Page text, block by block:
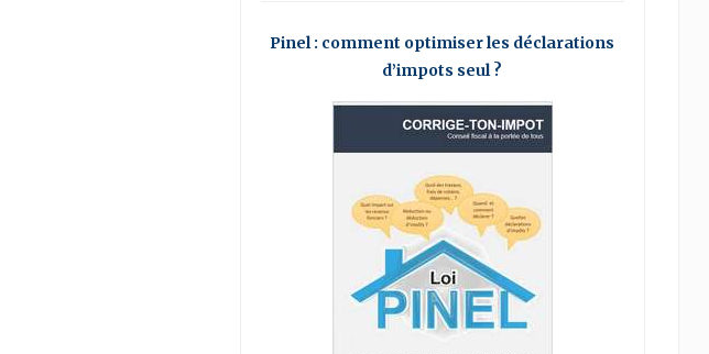
Pinel : comment optimiser les déclarations
d’impots seul ?